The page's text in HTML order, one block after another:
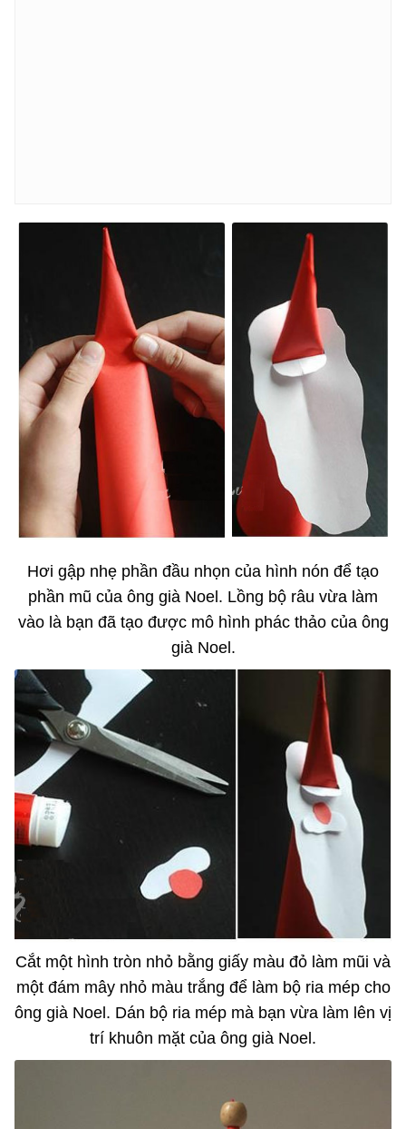
Hơi gập nhẹ phần đầu nhọn của hình nón để tạo
phần mũ của ông già Noel. Lồng bộ râu vừa làm
vào là bạn đã tạo được mô hình phác thảo của ông
già Noel.
Cắt một hình tròn nhỏ bằng giấy màu đỏ làm mũi và
một đám mây nhỏ màu trắng để làm bộ ria mép cho
ông già Noel. Dán bộ ria mép mà bạn vừa làm lên vị
trí khuôn mặt của ông già Noel.